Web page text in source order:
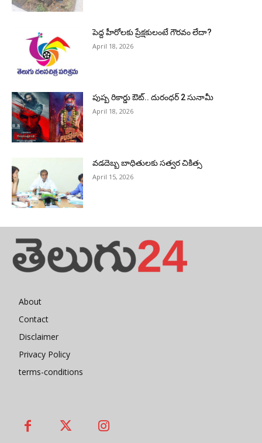
పెద్ద హీరోల‌కు ప్రేక్ష‌కులంటే గౌర‌వం లేదా?
April 18, 2026
పుష్ప రికార్డు ఔట్‌.. దురంధ‌ర్ 2 సునామీ
April 18, 2026
వడదెబ్బ బాధితులకు సత్వర చికిత్స
April 15, 2026
About
Contact
Disclaimer
Privacy Policy
terms-conditions